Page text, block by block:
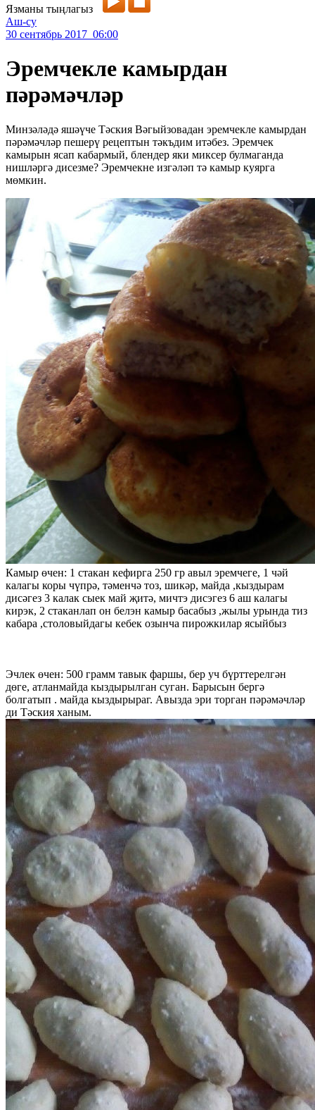
Язманы тыңлагыз
Аш-су
30 сентябрь 2017 06:00
Эремчекле камырдан
пәрәмәчләр
Минзәләдә яшәүче Тәския Вәгыйзовадан эремчекле камырдан
пәрәмәчләр пешерү рецептын тәкъдим итәбез. Эремчек
камырын ясап кабармый, блендер яки миксер булмаганда
нишләргә дисезме? Эремчекне изгәләп тә камыр куярга
мөмкин.
Камыр өчен: 1 стакан кефирга 250 гр авыл эремчеге, 1 чәй
калагы коры чүпрә, тәменчә тоз, шикәр, майда ,кыздырам
дисәгез 3 калак сыек май җитә, мичтэ дисэгез 6 аш калагы
кирэк, 2 стаканлап он белэн камыр басабыз ,жылы урында тиз
кабара ,столовыйдагы кебек озынча пирожкилар ясыйбыз
Эчлек өчен: 500 грамм тавык фаршы, бер уч бүрттерелгән
дөге, атланмайда кыздырылган суган. Барысын бергә
болгатып . майда кыздырыраг. Авызда эри торган пәрәмәчләр
ди Тәския ханым.